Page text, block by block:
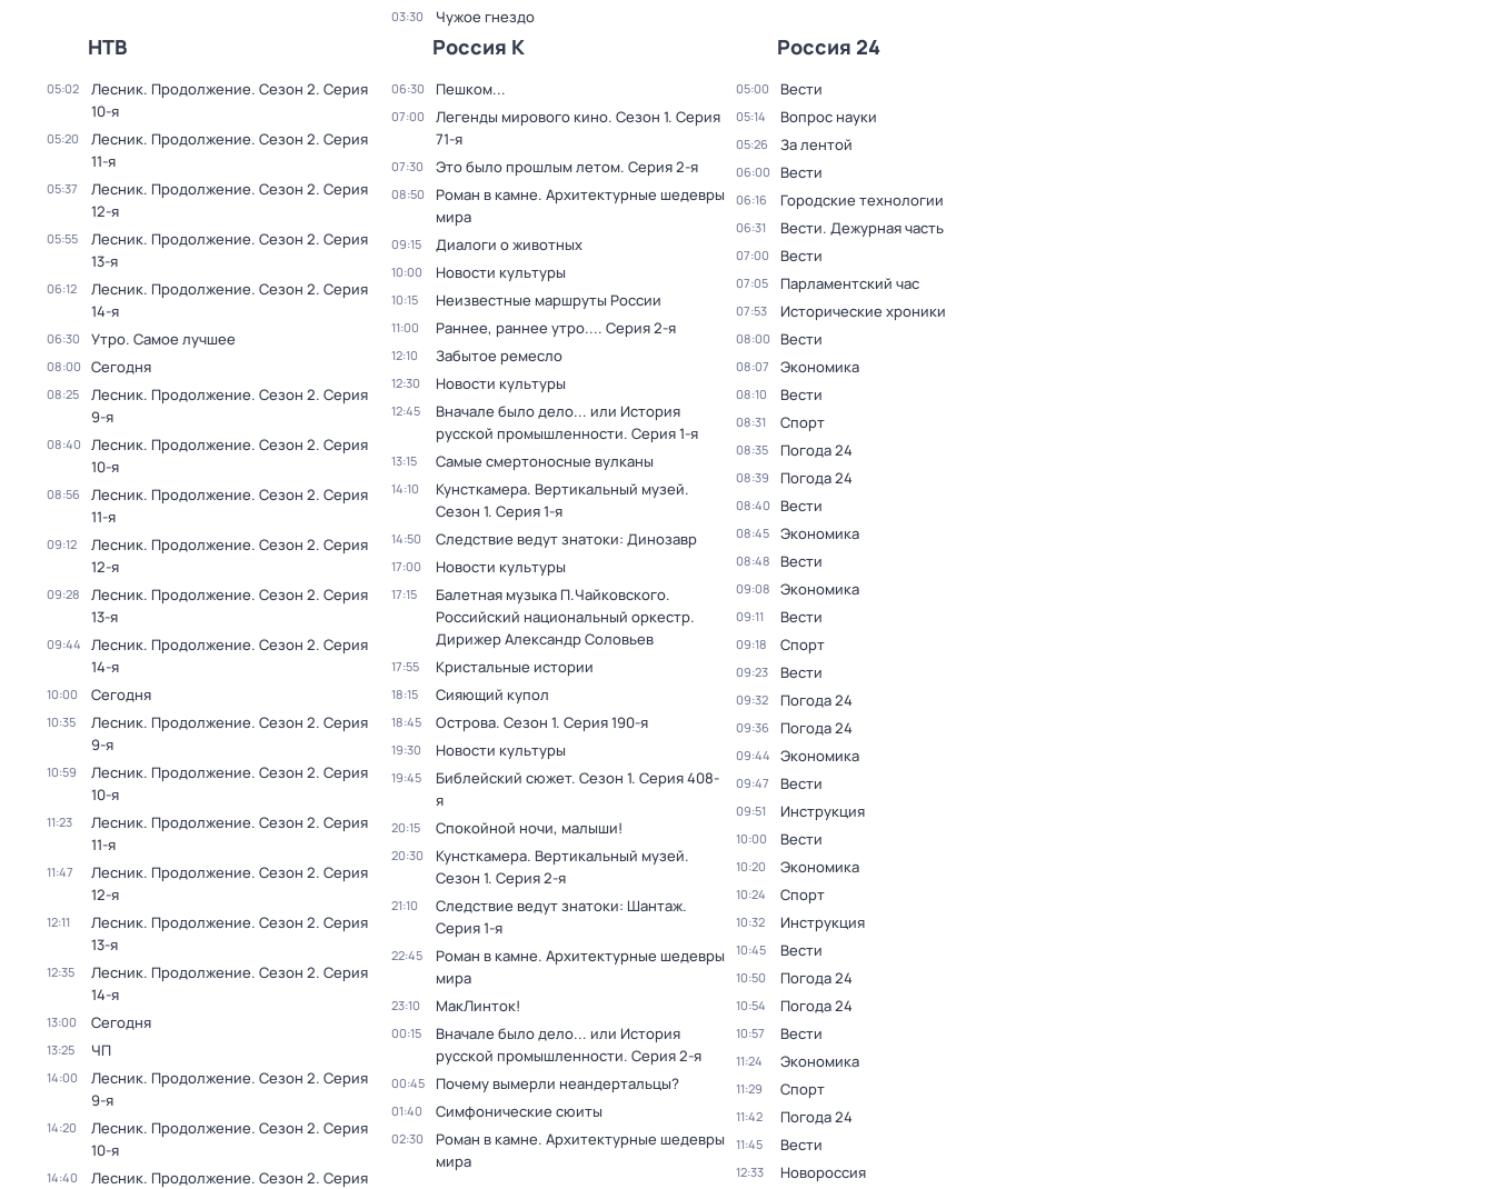
03:30 Чужое гнездо
НТВ
05:02 Лесник. Продолжение. Сезон 2. Серия
10-я
05:20 Лесник. Продолжение. Сезон 2. Серия
11-я
05:37 Лесник. Продолжение. Сезон 2. Серия
12-я
05:55 Лесник. Продолжение. Сезон 2. Серия
13-я
06:12 Лесник. Продолжение. Сезон 2. Серия
14-я
06:30 Утро. Самое лучшее
08:00 Сегодня
08:25 Лесник. Продолжение. Сезон 2. Серия
9-я
08:40 Лесник. Продолжение. Сезон 2. Серия
10-я
08:56 Лесник. Продолжение. Сезон 2. Серия
11-я
09:12 Лесник. Продолжение. Сезон 2. Серия
12-я
09:28 Лесник. Продолжение. Сезон 2. Серия
13-я
09:44 Лесник. Продолжение. Сезон 2. Серия
14-я
10:00 Сегодня
10:35 Лесник. Продолжение. Сезон 2. Серия
9-я
10:59 Лесник. Продолжение. Сезон 2. Серия
10-я
11:23 Лесник. Продолжение. Сезон 2. Серия
11-я
11:47 Лесник. Продолжение. Сезон 2. Серия
12-я
12:11 Лесник. Продолжение. Сезон 2. Серия
13-я
12:35 Лесник. Продолжение. Сезон 2. Серия
14-я
13:00 Сегодня
13:25 ЧП
14:00 Лесник. Продолжение. Сезон 2. Серия
9-я
14:20 Лесник. Продолжение. Сезон 2. Серия
10-я
14:40 Лесник. Продолжение. Сезон 2. Серия
Россия К
06:30 Пешком...
07:00 Легенды мирового кино. Сезон 1. Серия
71-я
07:30 Это было прошлым летом. Серия 2-я
08:50
Роман в камне. Архитектурные шедевры
мира
09:15 Диалоги о животных
10:00 Новости культуры
10:15 Неизвестные маршруты России
11:00 Раннее, раннее утро.... Серия 2-я
12:10 Забытое ремесло
12:30 Новости культуры
12:45
Вначале было дело... или История
русской промышленности. Серия 1-я
13:15 Самые смертоносные вулканы
14:10 Кунсткамера. Вертикальный музей.
Сезон 1. Серия 1-я
14:50 Следствие ведут знатоки: Динозавр
17:00 Новости культуры
17:15
Балетная музыка П.Чайковского.
Российский национальный оркестр.
Дирижер Александр Соловьев
17:55 Кристальные истории
18:15 Сияющий купол
18:45 Острова. Сезон 1. Серия 190-я
19:30 Новости культуры
19:45 Библейский сюжет. Сезон 1. Серия 408-
я
20:15 Спокойной ночи, малыши!
20:30 Кунсткамера. Вертикальный музей.
Сезон 1. Серия 2-я
21:10 Следствие ведут знатоки: Шантаж.
Серия 1-я
22:45
Роман в камне. Архитектурные шедевры
мира
23:10 МакЛинток!
00:15
Вначале было дело... или История
русской промышленности. Серия 2-я
00:45 Почему вымерли неандертальцы?
01:40 Симфонические сюиты
02:30
Роман в камне. Архитектурные шедевры
мира
Россия 24
05:00 Вести
05:14 Вопрос науки
05:26 За лентой
06:00 Вести
06:16 Городские технологии
06:31 Вести. Дежурная часть
07:00 Вести
07:05 Парламентский час
07:53 Исторические хроники
08:00 Вести
08:07 Экономика
08:10 Вести
08:31 Спорт
08:35 Погода 24
08:39 Погода 24
08:40 Вести
08:45 Экономика
08:48 Вести
09:08 Экономика
09:11 Вести
09:18 Спорт
09:23 Вести
09:32 Погода 24
09:36 Погода 24
09:44 Экономика
09:47 Вести
09:51 Инструкция
10:00 Вести
10:20 Экономика
10:24 Спорт
10:32 Инструкция
10:45 Вести
10:50 Погода 24
10:54 Погода 24
10:57 Вести
11:24 Экономика
11:29 Спорт
11:42 Погода 24
11:45 Вести
12:33 Новороссия